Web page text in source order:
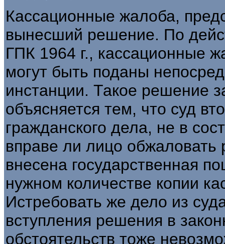
Кассационные жалоба,
вынесший решение. По
ГПК 1964 г., кассационные
могут быть поданы
инстанции. Такое решение
объясняется тем, что суд
гражданского дела, не в
вправе ли лицо
внесена государственная
нужном количестве копии
Истребовать же дело из
вступления решения в
обстоятельств тоже